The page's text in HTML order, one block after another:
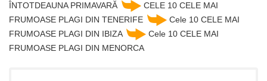
ÎNTOTDEAUNA PRIMAVARĂ
CELE 10 CELE MAI
FRUMOASE PLAGI DIN TENERIFE
Cele 10 CELE MAI
FRUMOASE PLAGI DIN IBIZA
Cele 10 CELE MAI
FRUMOASE PLAGI DIN MENORCA